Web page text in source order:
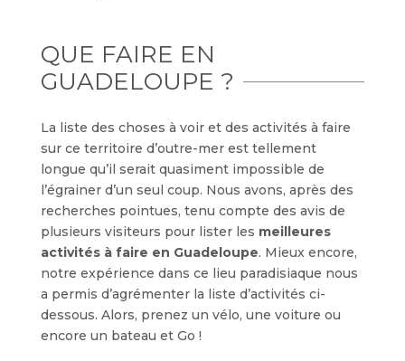
QUE FAIRE EN
GUADELOUPE ?
La liste des choses à voir et des activités à faire
sur ce territoire d’outre-mer est tellement
longue qu’il serait quasiment impossible de
l’égrainer d’un seul coup. Nous avons, après des
recherches pointues, tenu compte des avis de
plusieurs visiteurs pour lister les meilleures
activités à faire en Guadeloupe. Mieux encore,
notre expérience dans ce lieu paradisiaque nous
a permis d’agrémenter la liste d’activités ci-
dessous. Alors, prenez un vélo, une voiture ou
encore un bateau et Go !